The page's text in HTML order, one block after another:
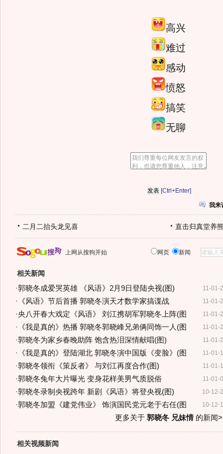
高兴
难过
感动
愤怒
搞笑
无聊
[Ctrl+Enter]
我来
二月二抬头龙见喜 直击归真堂养
上网从搜狗开始 网页 新闻
相关新闻
11-01-
·郭晓冬成爱哭英雄 《风语》2月9日登陆央视(图)
11-01-
· 《风语》节后首播 郭晓冬演天才数学家搞谍战
11-01-
·央八开春大戏定《风语》 刘江携胡军郭晓冬上阵(图
11-01-
· 《我是真的》热播 郭晓冬郭晓峰兄弟俩同饰一人(图
11-01-
·郭晓冬为家乡春晚助阵 饱含热泪深情献唱(图)
11-01-
· 《我是真的》登陆湖北 郭晓冬演中国版《变脸》(图
11-01-
·郭晓冬领衔《策反者》 与刘江再度合作(图)
11-01-
·郭晓冬兔年大片曝光 变身花样美男气质脱俗
10-12-
·郭晓冬录制央视跨年 新剧《风语》将登央视(图)
10-12-
·郭晓冬加盟《建党伟业》 饰演国民党元老于右任(图
更多关于 郭晓冬 兄妹情的新闻
相关视频新闻